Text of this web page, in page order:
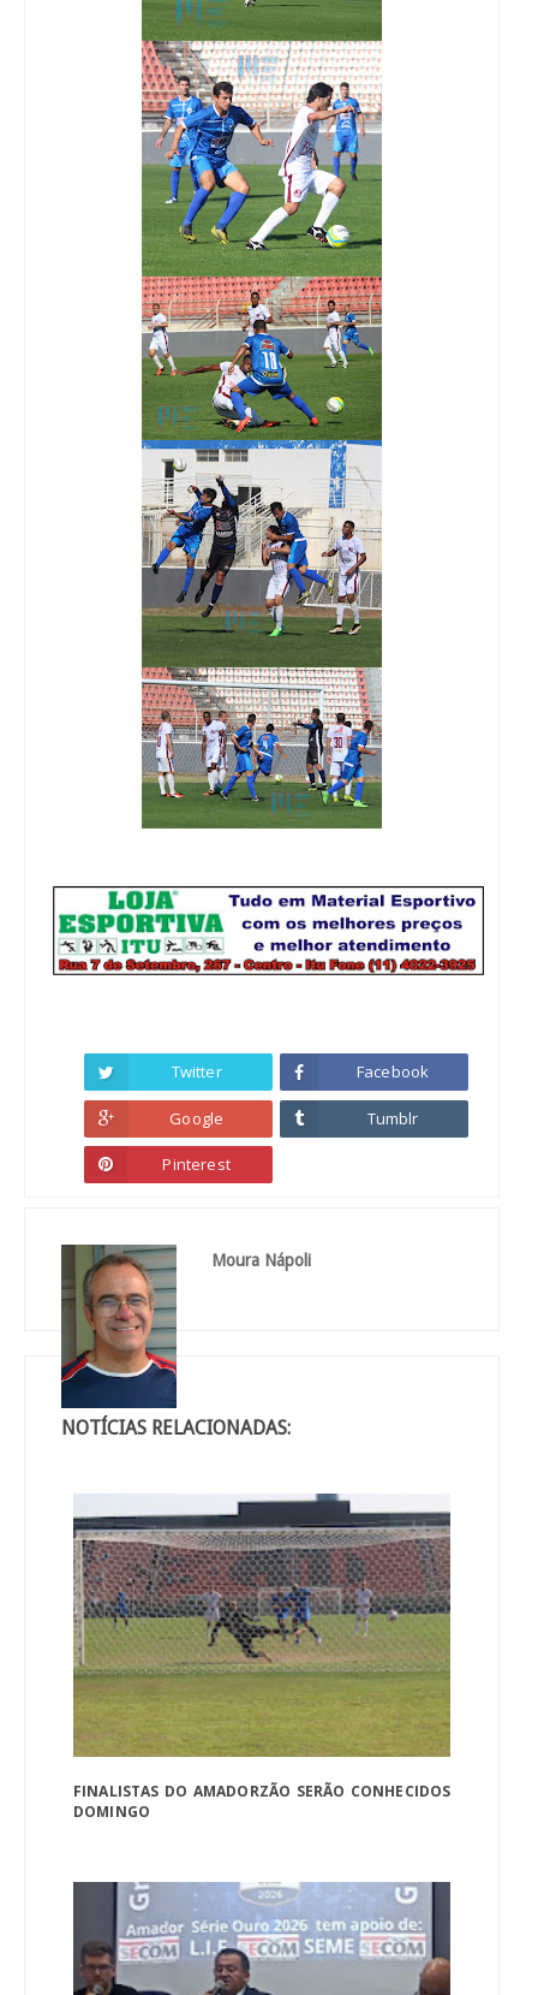
Twitter Facebook
Google Tumblr
Pinterest
Moura Nápoli
NOTÍCIAS RELACIONADAS:
FINALISTAS DO AMADORZÃO SERÃO CONHECIDOS
DOMINGO